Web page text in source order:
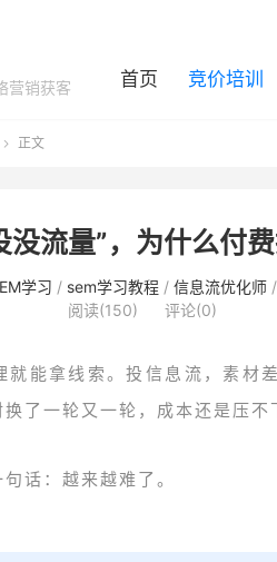
营销获客
首页 竞价培训
 正文
流量”，为什么付
学习 / sem学习教程 / 信息流优化师 /
阅读(150)
评论(0)
就能拿线索。投信息流，素材
了一轮又一轮，成本还是压不
话：越来越难了。